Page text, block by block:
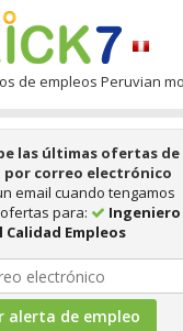
de empleos Peruvian
las últimas ofertas de
por correo electrónico
email cuando tengamos
para:
Ingeniero
Empleos